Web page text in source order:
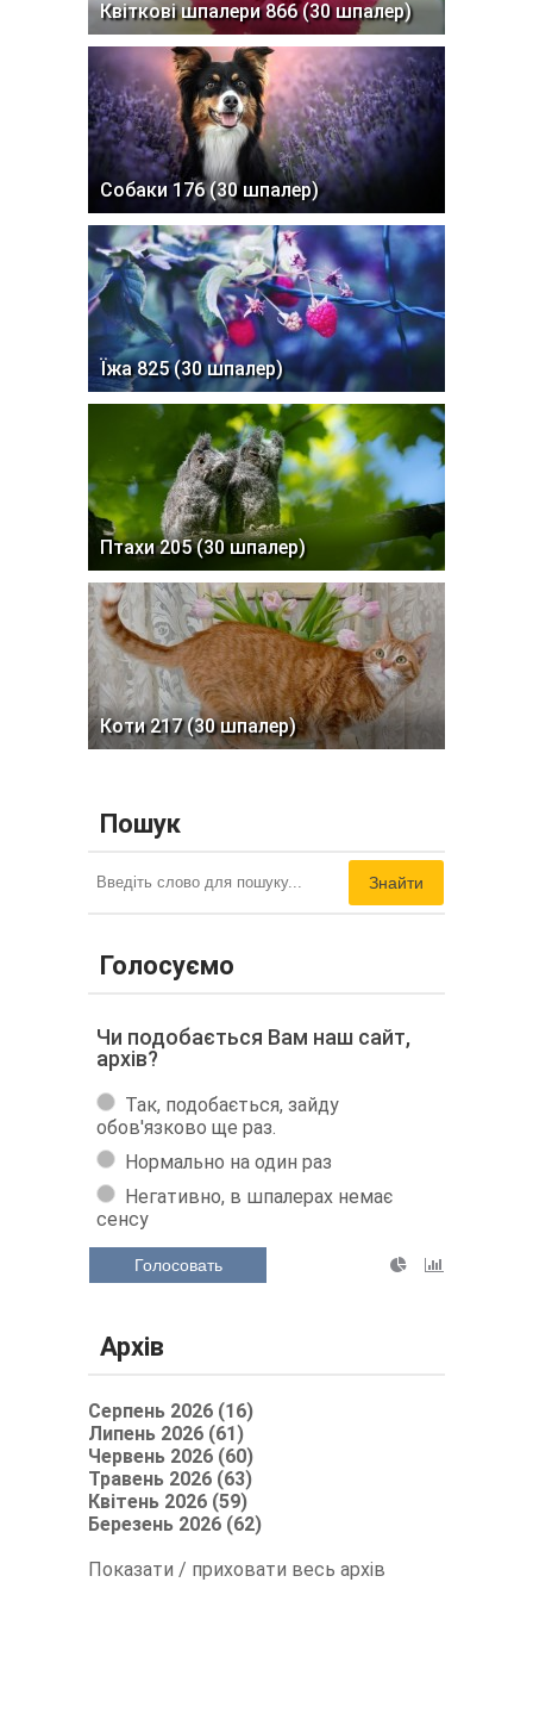
Квіткові шпалери 866 (30 шпалер)
Собаки 176 (30 шпалер)
Їжа 825 (30 шпалер)
Птахи 205 (30 шпалер)
Коти 217 (30 шпалер)
Пошук
Знайти
Голосуємо
Чи подобається Вам наш сайт,
архів?
Так, подобається, зайду
обов'язково ще раз.
Нормально на один раз
Негативно, в шпалерах немає
сенсу
Голосовать
Архів
Серпень 2026 (16)
Липень 2026 (61)
Червень 2026 (60)
Травень 2026 (63)
Квітень 2026 (59)
Березень 2026 (62)
Показати / приховати весь архів